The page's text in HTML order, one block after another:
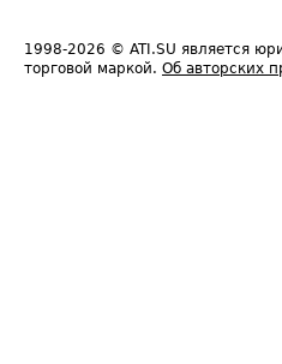
1998-2026 © ATI.SU является
торговой маркой. Об авторских